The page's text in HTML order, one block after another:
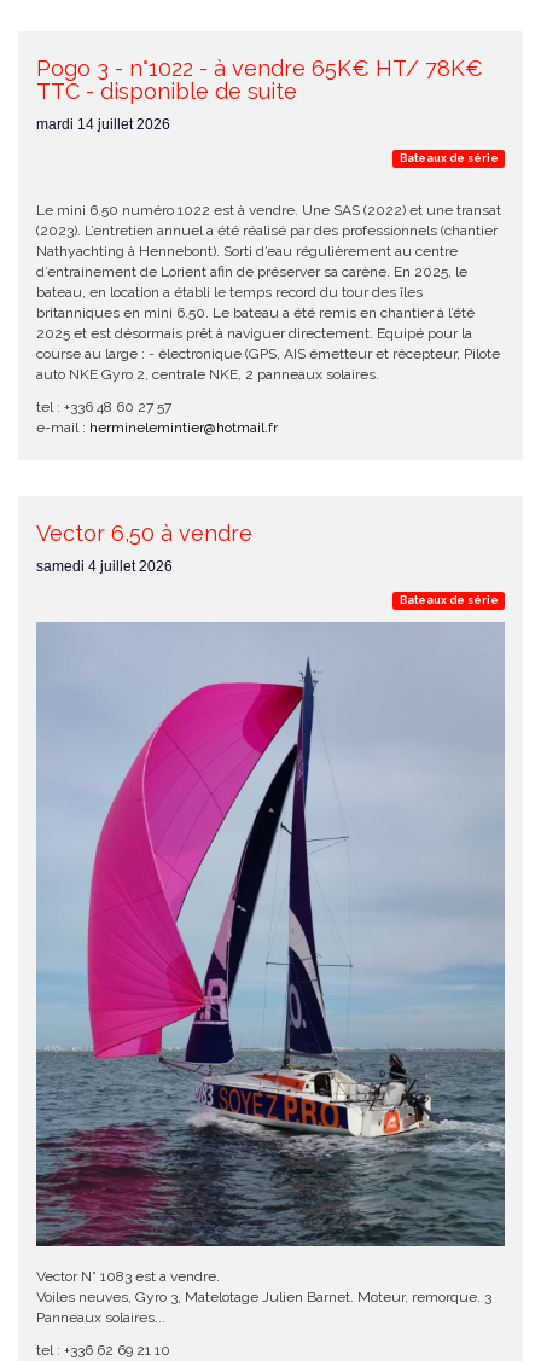
Pogo 3 - n°1022 - à vendre 65K€ HT/ 78K€
TTC - disponible de suite
mardi 14 juillet 2026
Bateaux de série
Le mini 6.50 numéro 1022 est à vendre. Une SAS (2022) et une transat
(2023). L’entretien annuel a été réalisé par des professionnels (chantier
Nathyachting à Hennebont). Sorti d’eau régulièrement au centre
d’entrainement de Lorient afin de préserver sa carène. En 2025, le
bateau, en location a établi le temps record du tour des îles
britanniques en mini 6.50. Le bateau a été remis en chantier à l’été
2025 et est désormais prêt à naviguer directement. Equipé pour la
course au large : - électronique (GPS, AIS émetteur et récepteur, Pilote
auto NKE Gyro 2, centrale NKE, 2 panneaux solaires.
tel : +336 48 60 27 57
e-mail : herminelemintier@hotmail.fr
Vector 6,50 à vendre
samedi 4 juillet 2026
Bateaux de série
Vector N° 1083 est a vendre.
Voiles neuves, Gyro 3, Matelotage Julien Barnet. Moteur, remorque. 3
Panneaux solaires...
tel : +336 62 69 21 10